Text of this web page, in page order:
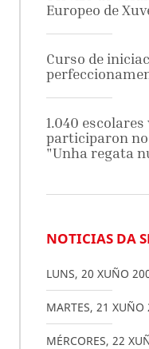
Europeo de
Curso de
1.040 escolares
participaron
"Unha regata
NOTICIAS DA
LUNS, 20 XUÑO
MARTES, 21 XUÑO
MÉRCORES, 22